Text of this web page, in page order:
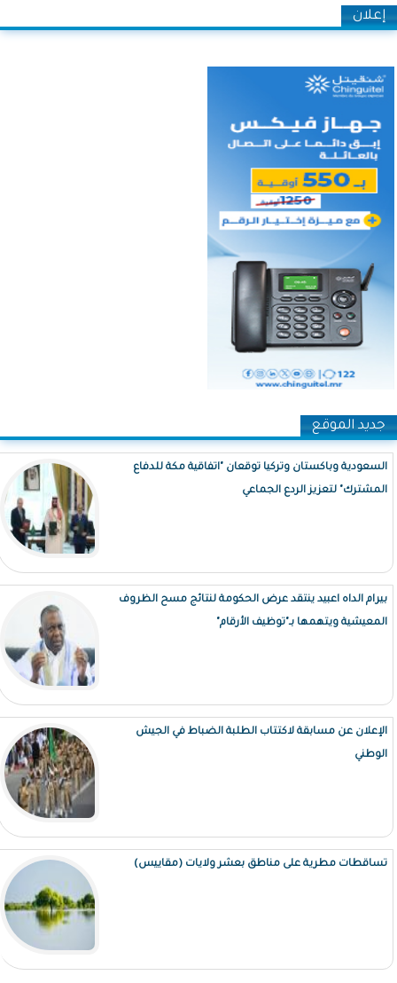
إعلان
جديد الموقع
السعودية وباكستان وتركيا توقعان "اتفاقية مكة للدفاع
المشترك" لتعزيز الردع الجماعي
بيرام الداه اعبيد ينتقد عرض الحكومة لنتائج مسح الظروف
المعيشية ويتهمها بـ"توظيف الأرقام"
الإعلان عن مسابقة لاكتتاب الطلبة الضباط في الجيش
الوطني
تساقطات مطرية على مناطق بعشر ولايات (مقاييس)